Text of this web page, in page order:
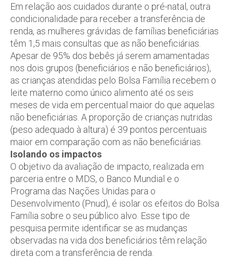
Em relação aos cuidados durante o pré-natal, outra
condicionalidade para receber a transferência de
renda, as mulheres grávidas de famílias beneficiárias
têm 1,5 mais consultas que as não beneficiárias.
Apesar de 95% dos bebês já serem amamentadas
nos dois grupos (beneficiários e não beneficiários),
as crianças atendidas pelo Bolsa Família recebem o
leite materno como único alimento até os seis
meses de vida em percentual maior do que aquelas
não beneficiárias. A proporção de crianças nutridas
(peso adequado à altura) é 39 pontos percentuais
maior em comparação com as não beneficiárias.
Isolando os impactos
O objetivo da avaliação de impacto, realizada em
parceria entre o MDS, o Banco Mundial e o
Programa das Nações Unidas para o
Desenvolvimento (Pnud), é isolar os efeitos do Bolsa
Família sobre o seu público alvo. Esse tipo de
pesquisa permite identificar se as mudanças
observadas na vida dos beneficiários têm relação
direta com a transferência de renda.